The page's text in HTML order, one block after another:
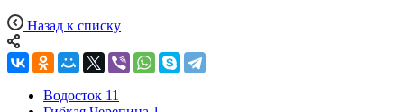
Назад к списку
Водосток 11